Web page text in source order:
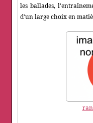
les ballades,
d'un large choix en